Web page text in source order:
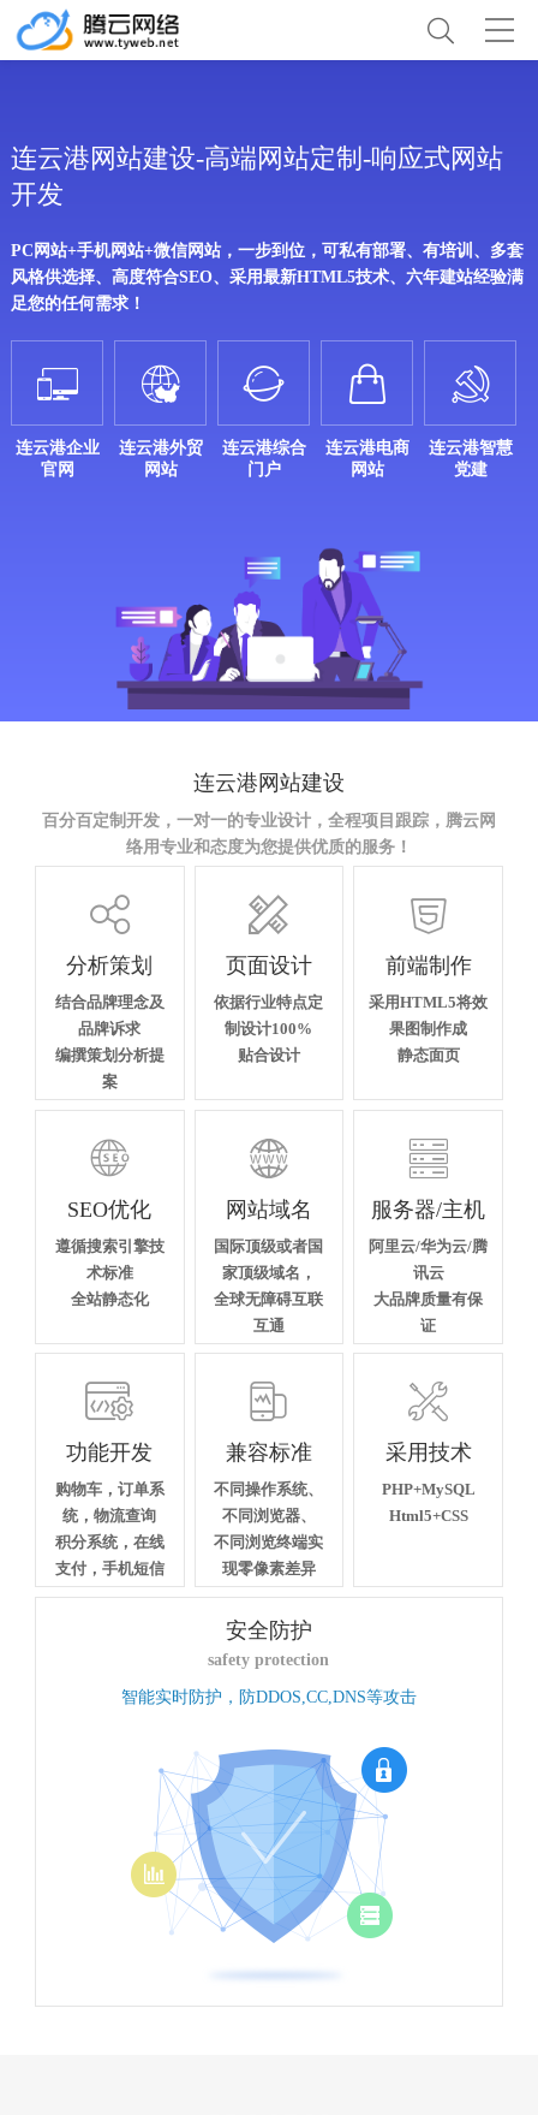
连云港网站建设-高端网站定制-响应式网站
开发
PC网站+手机网站+微信网站，一步到位，可私有部署、有培训、多套
风格供选择、高度符合SEO、采用最新HTML5技术、六年建站经验满
足您的任何需求！

连云港企业
官网

连云港外贸
网站

连云港综合
门户

连云港电商
网站

连云港智慧
党建
连云港网站建设
百分百定制开发，一对一的专业设计，全程项目跟踪，腾云网
络用专业和态度为您提供优质的服务！

分析策划
结合品牌理念及
品牌诉求
编撰策划分析提
案

页面设计
依据行业特点定
制设计100%
贴合设计

前端制作
采用HTML5将效
果图制作成
静态面页

SEO优化
遵循搜索引擎技
术标准
全站静态化

网站域名
国际顶级或者国
家顶级域名，
全球无障碍互联
互通

服务器/主机
阿里云/华为云/腾
讯云
大品牌质量有保
证

功能开发
购物车，订单系
统，物流查询
积分系统，在线
支付，手机短信

兼容标准
不同操作系统、
不同浏览器、
不同浏览终端实
现零像素差异

采用技术
PHP+MySQL
Html5+CSS
安全防护
safety protection
智能实时防护，防DDOS,CC,DNS等攻击